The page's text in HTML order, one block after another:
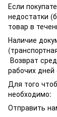
Если
недостатки
товар в
Наличие
Возврат
рабочих
Для того
необходимо:
Отправить